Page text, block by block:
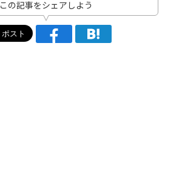
この記事をシェアしよう